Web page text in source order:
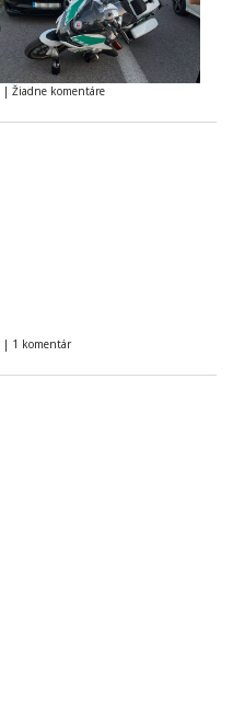
| Žiadne komentáre
| 1 komentár